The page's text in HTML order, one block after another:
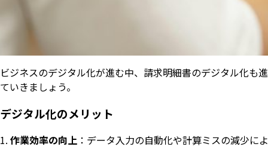
ビジネスのデジタル化が進む中、請求明細書のデジタル化も
ていきましょう。
デジタル化のメリット
作業効率の向上 ：データ入力の自動化や計算ミスの減少に